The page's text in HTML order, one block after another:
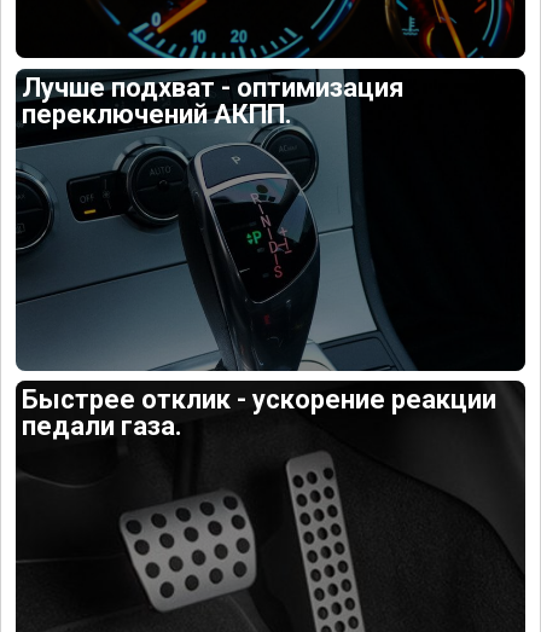
Лучше подхват - оптимизация
переключений АКПП.
Быстрее отклик - ускорение реакции
педали газа.